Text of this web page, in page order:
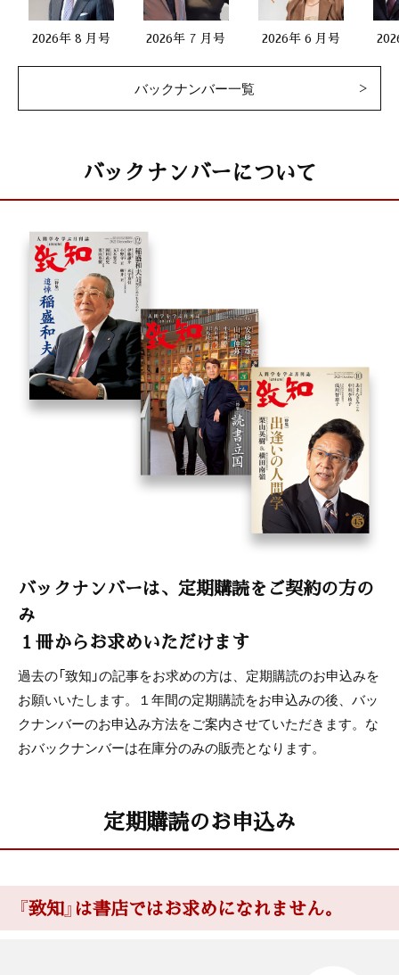
2026年 8 月号 2026年 7 月号 2026年 6 月号
バックナンバー一覧
バックナンバーについて
バックナンバーは、定期購読をご契約の方の
み
１冊からお求めいただけます
過去の「致知」の記事をお求めの方は、定期購読のお申込みを
お願いいたします。１年間の定期購読をお申込みの後、バッ
クナンバーのお申込み方法をご案内させていただきます。な
おバックナンバーは在庫分のみの販売となります。
定期購読のお申込み
『致知』は書店ではお求めになれません。